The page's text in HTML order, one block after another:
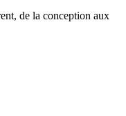
de la conception aux